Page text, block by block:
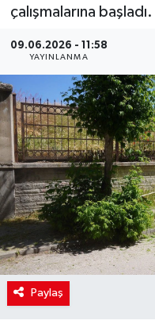
çalışmalarına başladı.
09.06.2026 - 11:58
YAYINLANMA
Paylaş
Haber Arşivi